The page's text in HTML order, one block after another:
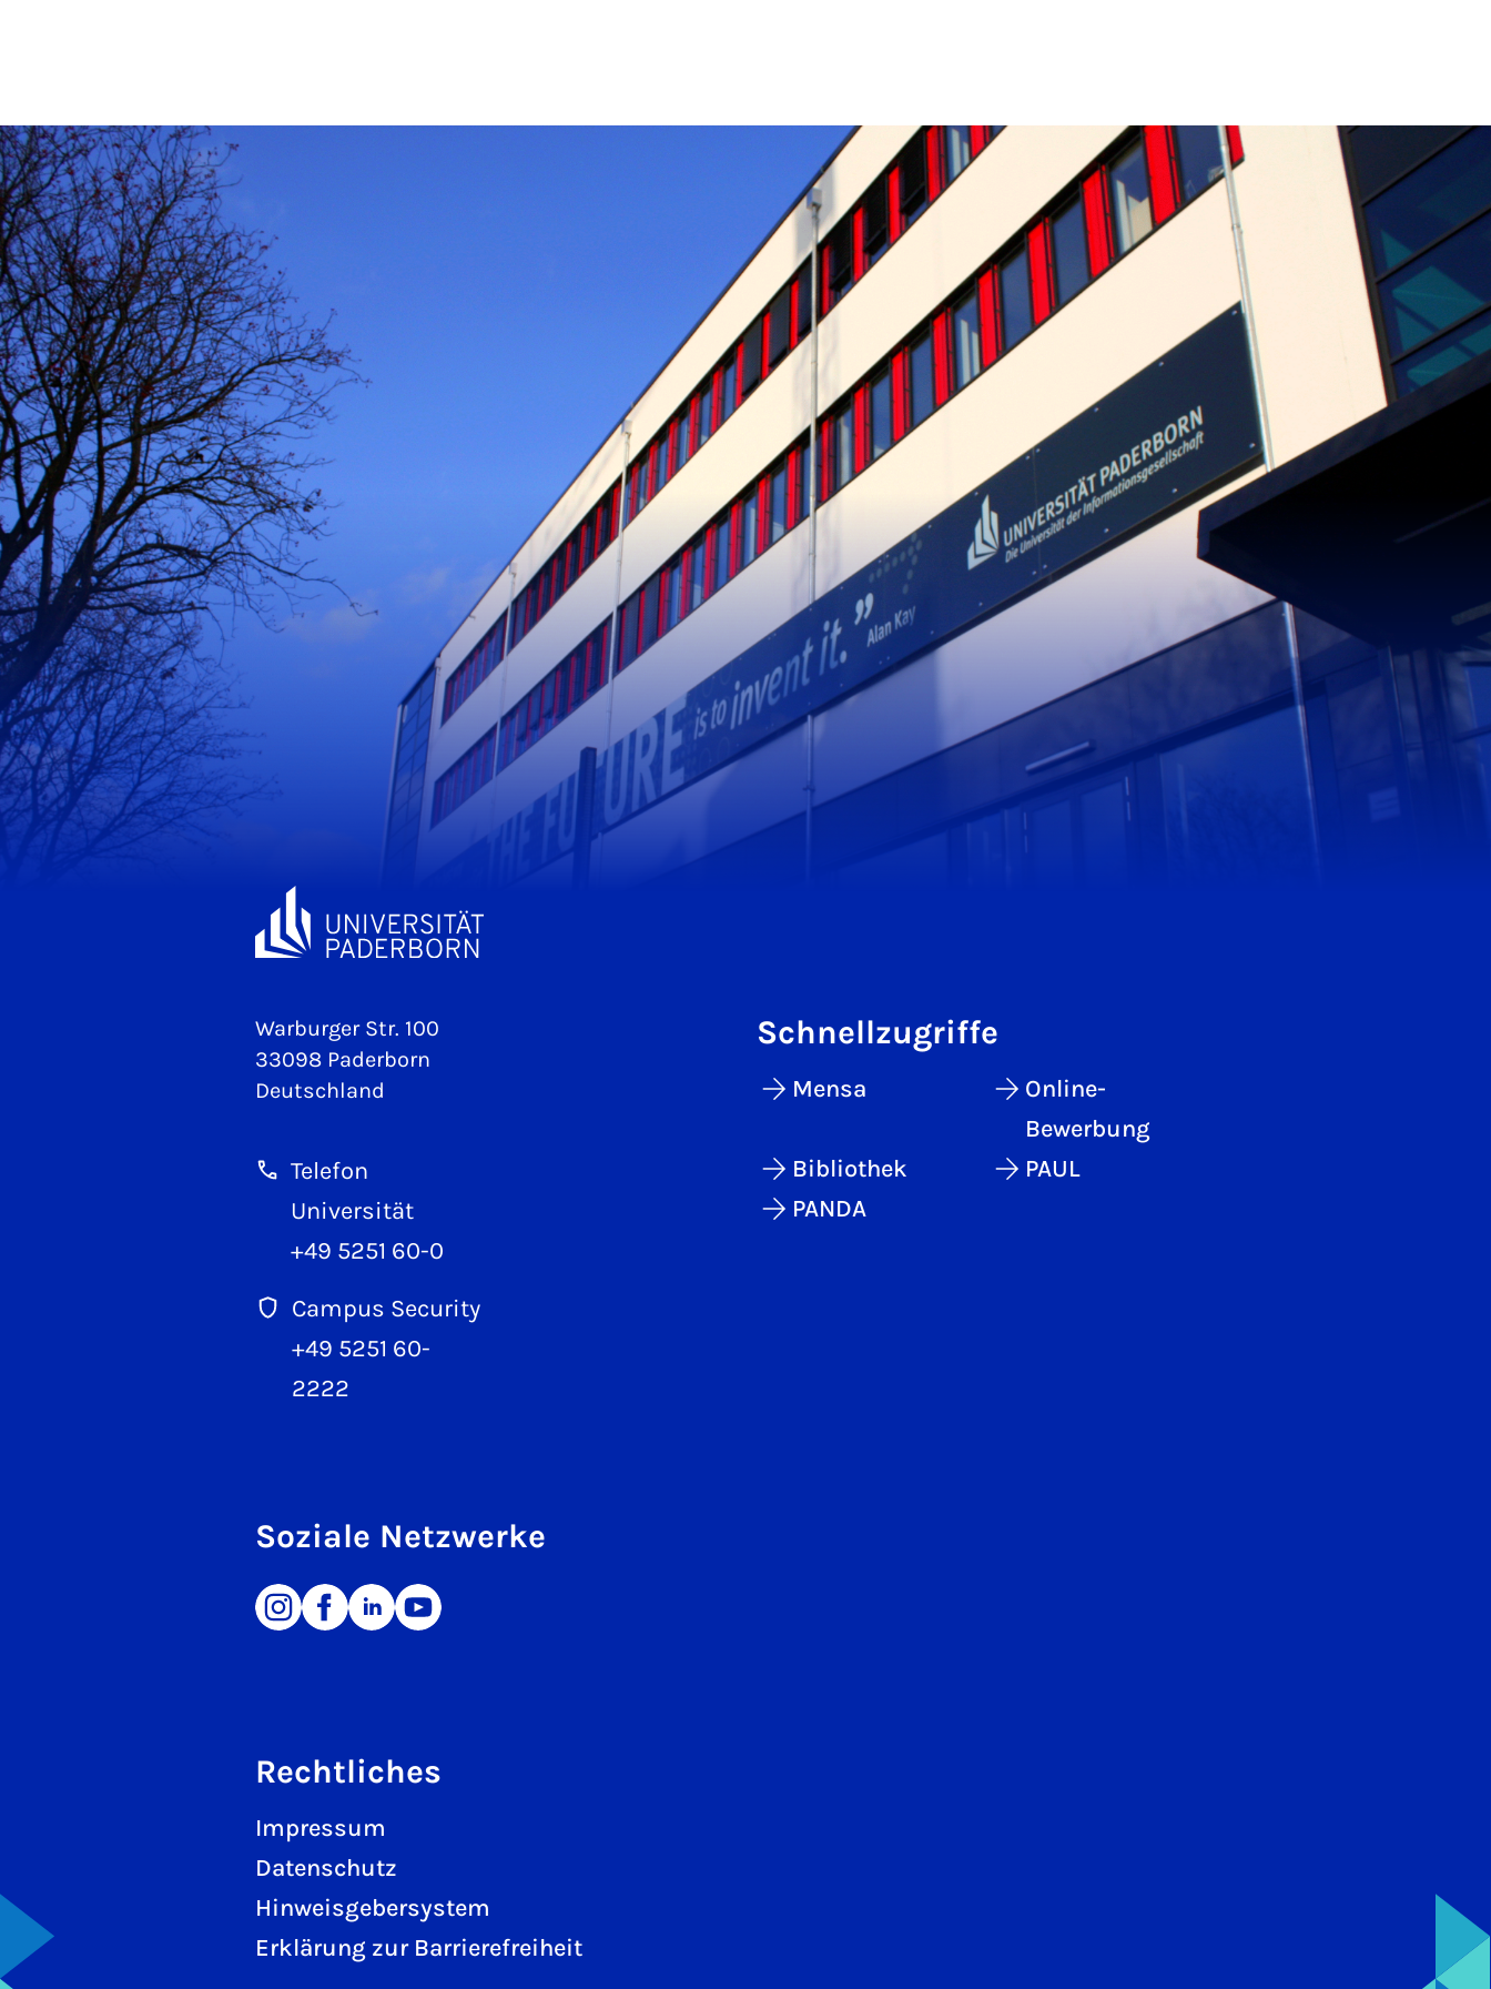
Warburger Str. 100
33098 Paderborn
Deutschland
Telefon
Universität
+49 5251 60-0
Campus Security
+49 5251 60-
2222
Schnellzugriffe
Mensa
Online-
Bewerbung
Bibliothek
PAUL
PANDA
Soziale Netzwerke
Rechtliches
Impressum
Datenschutz
Hinweisgebersystem
Erklärung zur Barrierefreiheit